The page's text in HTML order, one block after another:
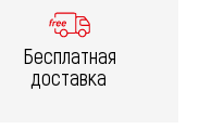
Бесплатная
доставка